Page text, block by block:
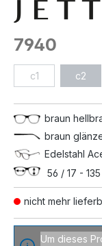
nicht mehr
7940
c1 c2
braun
braun
Edelstahl
56 / 17 - 135
Um dieses